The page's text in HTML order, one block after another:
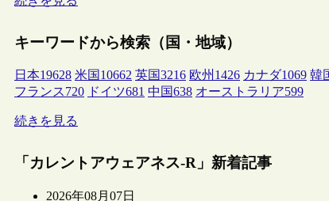
キーワードから検索（国・地域）
日本19628 米国 10662 英国3216 欧州 1426 カナダ1069 韓
フランス720 ドイツ681 中国638 オーストラリア599
続きを見る
「カレントアウェアネス-R」新着記事
2026年08月07日